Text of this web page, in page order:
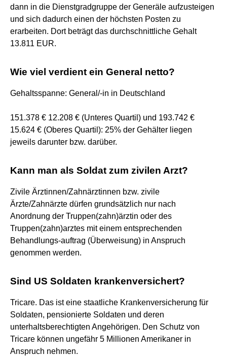
dann in die Dienstgradgruppe der Generäle aufzusteigen
und sich dadurch einen der höchsten Posten zu
erarbeiten. Dort beträgt das durchschnittliche Gehalt
13.811 EUR.
Wie viel verdient ein General netto?
Gehaltsspanne: General/-in in Deutschland
151.378 € 12.208 € (Unteres Quartil) und 193.742 €
15.624 € (Oberes Quartil): 25% der Gehälter liegen
jeweils darunter bzw. darüber.
Kann man als Soldat zum zivilen Arzt?
Zivile Ärztinnen/Zahnärztinnen bzw. zivile
Ärzte/Zahnärzte dürfen grundsätzlich nur nach
Anordnung der Truppen(zahn)ärztin oder des
Truppen(zahn)arztes mit einem entsprechenden
Behandlungs-auftrag (Überweisung) in Anspruch
genommen werden.
Sind US Soldaten krankenversichert?
Tricare. Das ist eine staatliche Krankenversicherung für
Soldaten, pensionierte Soldaten und deren
unterhaltsberechtigten Angehörigen. Den Schutz von
Tricare können ungefähr 5 Millionen Amerikaner in
Anspruch nehmen.